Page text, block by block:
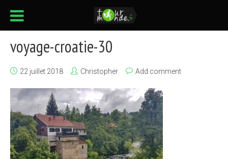
voyage-croatie-30
22 juillet 2018 Christopher Add comment